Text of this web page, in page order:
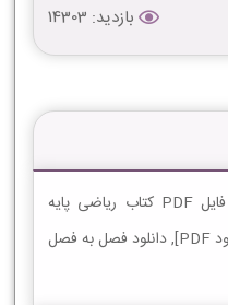
بازدید: 14303
دانلود کتاب ریاضی هشتم دانلود فایل PDF کتاب ریاضی پایه
هشتم متوسطه اول 1404-1405 [دانلود PDF], دانلود فصل به فصل